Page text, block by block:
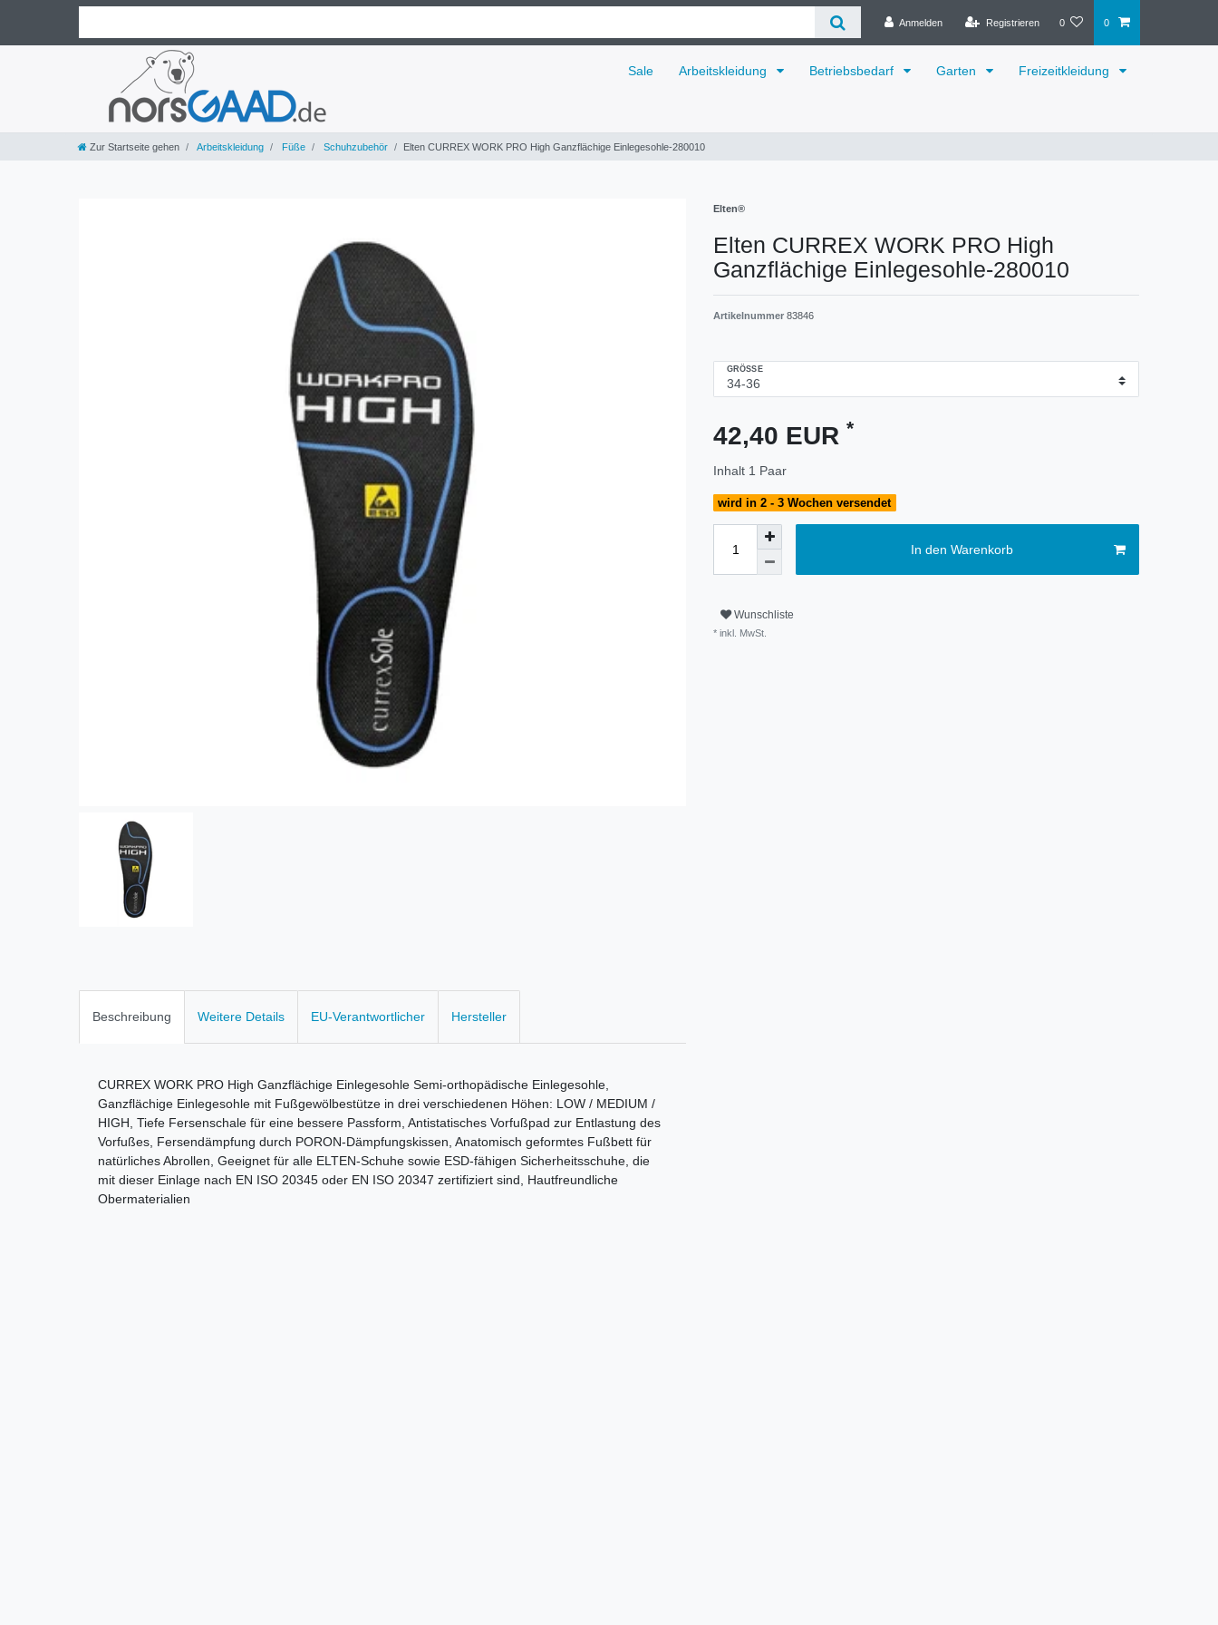
Anmelden Registrieren 0 0
Sale Arbeitskleidung Betriebsbedarf Garten Freizeitkleidung
Zur Startseite gehen Arbeitskleidung Füße Schuhzubehör Elten CURREX WORK PRO High Ganzflächige Einlegesohle-280010
Elten®
Elten CURREX WORK PRO High
Ganzflächige Einlegesohle-280010
Artikelnummer 83846
GRÖSSE
42,40 EUR *
Inhalt 1 Paar
wird in 2 - 3 Wochen versendet
In den Warenkorb
Wunschliste
* inkl. MwSt.
Beschreibung Weitere Details EU-Verantwortlicher Hersteller
CURREX WORK PRO High Ganzflächige Einlegesohle Semi-orthopädische Einlegesohle,
Ganzflächige Einlegesohle mit Fußgewölbestütze in drei verschiedenen Höhen: LOW / MEDIUM /
HIGH, Tiefe Fersenschale für eine bessere Passform, Antistatisches Vorfußpad zur Entlastung des
Vorfußes, Fersendämpfung durch PORON-Dämpfungskissen, Anatomisch geformtes Fußbett für
natürliches Abrollen, Geeignet für alle ELTEN-Schuhe sowie ESD-fähigen Sicherheitsschuhe, die
mit dieser Einlage nach EN ISO 20345 oder EN ISO 20347 zertifiziert sind, Hautfreundliche
Obermaterialien